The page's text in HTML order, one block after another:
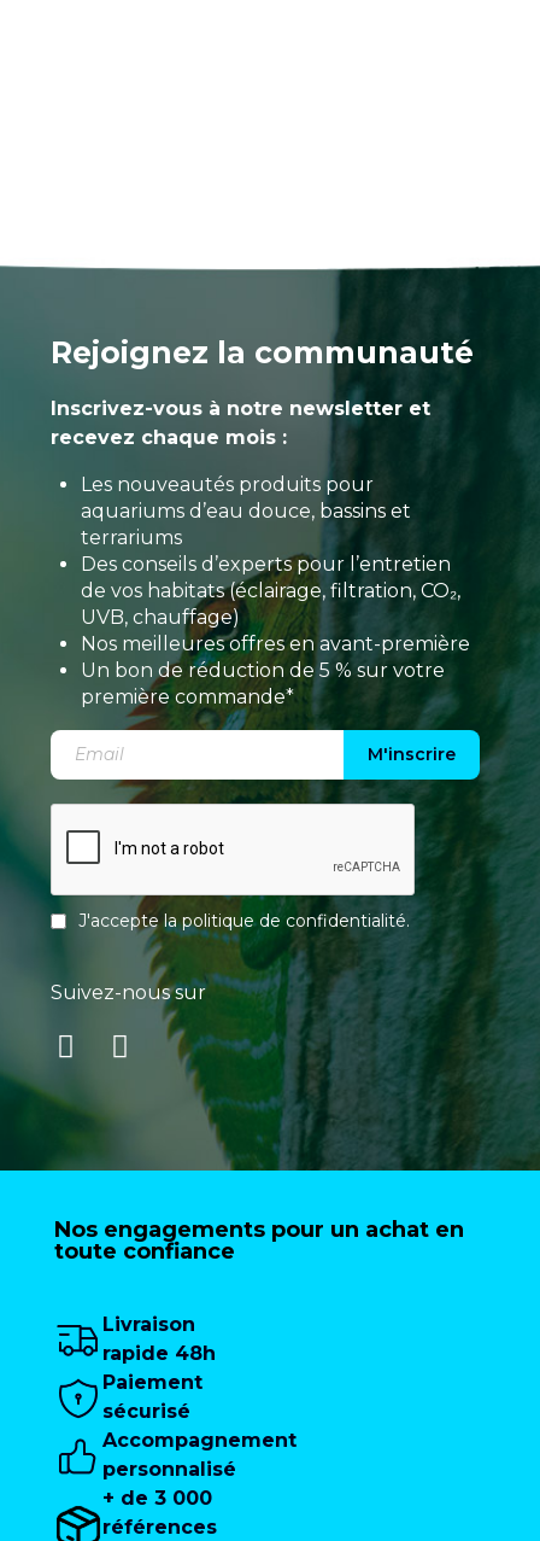
Rejoignez la communauté
Inscrivez-vous à notre newsletter et
recevez chaque mois :
Les nouveautés produits pour
aquariums d’eau douce, bassins et
terrariums
Des conseils d’experts pour l’entretien
de vos habitats (éclairage, filtration, CO₂,
UVB, chauffage)
Nos meilleures offres en avant-première
Un bon de réduction de 5 % sur votre
première commande*
M'inscrire
J'accepte lapolitique de confidentialité.
Suivez-nous sur
Nos engagements pour un achat en
toute confiance
Livraison
rapide 48h
Paiement
sécurisé
Accompagnement
personnalisé
+ de 3 000
références